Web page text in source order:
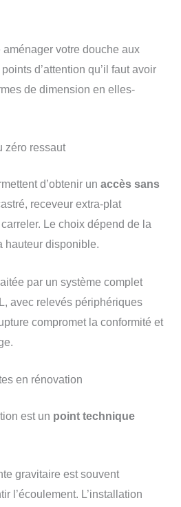
votre douche aux
d’attention qu’il faut avoir
de dimension en elles-
zéro ressaut
d’obtenir un accès sans
receveur extra-plat
Le choix dépend de la
hauteur disponible.
par un système complet
avec relevés périphériques
compromet la conformité et
en rénovation
est un point technique
gravitaire est souvent
l’écoulement. L’installation